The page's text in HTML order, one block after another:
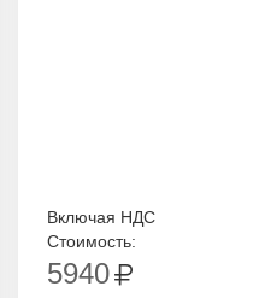
Включая НДС
Стоимость:
5940